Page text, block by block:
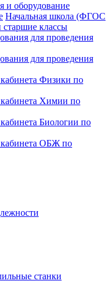
и оборудование
Начальная школа (ФГОС
классы
для проведения
для проведения
Физики по
Химии по
Биологии по
кабинета ОБЖ по
станки